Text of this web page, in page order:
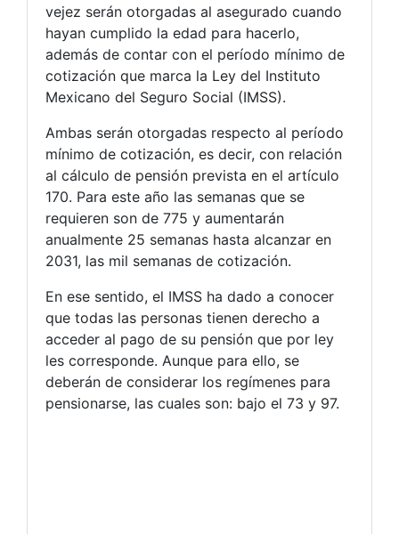
vejez serán otorgadas al asegurado cuando
hayan cumplido la edad para hacerlo,
además de contar con el período mínimo de
cotización que marca la Ley del Instituto
Mexicano del Seguro Social (IMSS).
Ambas serán otorgadas respecto al período
mínimo de cotización, es decir, con relación
al cálculo de pensión prevista en el artículo
170. Para este año las semanas que se
requieren son de 775 y aumentarán
anualmente 25 semanas hasta alcanzar en
2031, las mil semanas de cotización.
En ese sentido, el IMSS ha dado a conocer
que todas las personas tienen derecho a
acceder al pago de su pensión que por ley
les corresponde. Aunque para ello, se
deberán de considerar los regímenes para
pensionarse, las cuales son: bajo el 73 y 97.